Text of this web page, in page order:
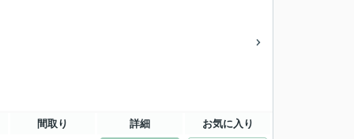
間取り 詳細 お気に入り